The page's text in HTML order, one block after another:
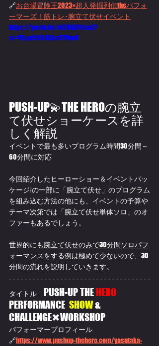
🔗お台場冒険王2023×超人発掘列伝theパフォ
ーマーズ！筋トレ･腕立て伏せイベント
https://youtu.be/oI20hUNtnaE?
si=V6pn98B4Kka97MwU
PUSH-UP💫THE HEROの腕立
て伏せショーケースを詳
しく解説
イベントで最も多いプログラム時間30分間～
60分間に対応
今回紹介したヒーローショー＆イベントパッ
ケージ❕の一部に「腕立て伏せ」のプログラム
を組み込む方法の他にも、イベントの予算や
テーマ次第では「腕立て伏せ単体ソロ」のオ
ファーもあるでしょう。
世界的にも腕立て伏せのみで30分間ソロパフ
ォーマンスをする例は極めて少ないので、30
分間の流れを説明していきます。
タイトル PUSH-UP THE HERO
PERFORMANCE SHOW &
CHALLENGE✖WORKSHOP
パフォーマープロフィール
🔗https://www.pushup-thehero.com/yasutaka-